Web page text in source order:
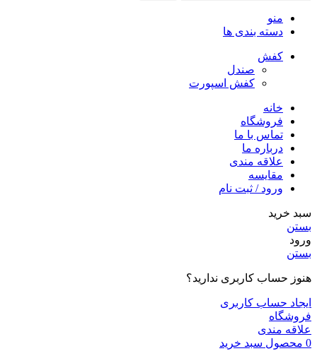
منو
دسته بندی ها
کفش
صندل
کفش اسپورت
خانه
فروشگاه
تماس با ما
درباره ما
علاقه مندی
مقایسه
ورود / ثبت نام
سبد خرید
بستن
ورود
بستن
هنوز حساب کاربری ندارید؟
ایجاد حساب کاربری
فروشگاه
علاقه مندی
0 محصول سبد خرید